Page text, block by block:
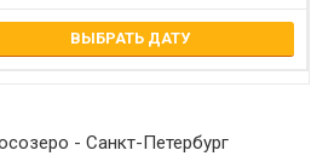
ВЫБРАТЬ ДАТУ
- Санкт-Петербург